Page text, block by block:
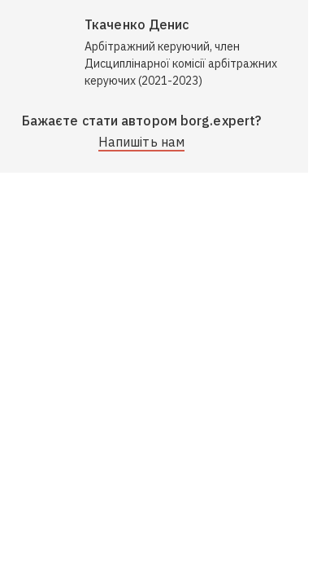
Ткаченко Денис
Арбітражний керуючий, член
Дисциплінарної комісії арбітражних
керуючих (2021-2023)
Бажаєте стати автором borg.expert?
Напишіть нам